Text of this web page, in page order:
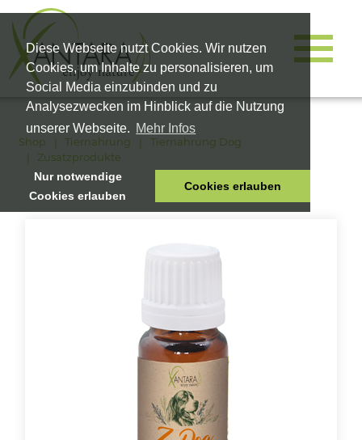
Diese Webseite nutzt Cookies. Wir nutzen
Cookies, um Inhalte zu personalisieren, um
Social Media einzubinden und zu
Analysezwecken im Hinblick auf die Nutzung
unserer Webseite. Mehr Infos
Nur notwendige
Cookies erlauben
Cookies erlauben
HOME
Shop Tiernahrung
Tiernahrung Dog
Zusatzprodukte